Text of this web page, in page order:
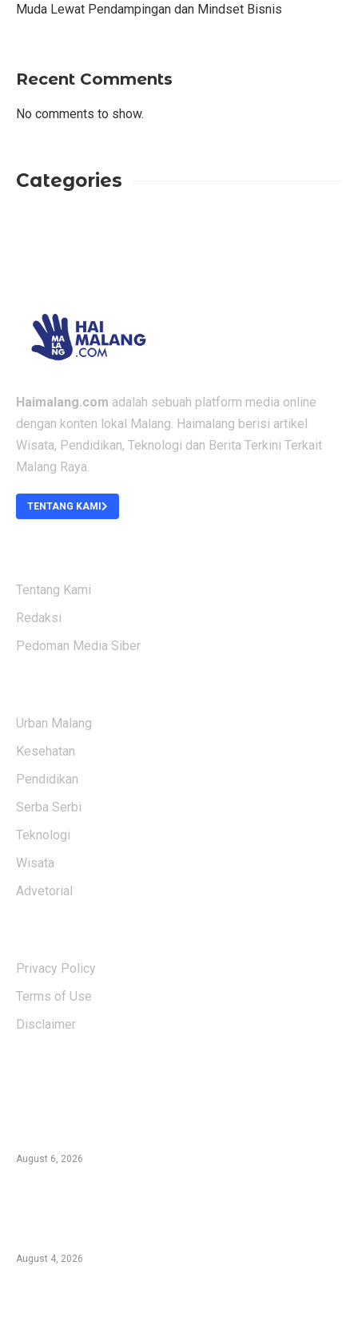
Muda Lewat Pendampingan dan Mindset Bisnis
Recent Comments
No comments to show.
Categories
Haimalang.com adalah sebuah platform media online
dengan konten lokal Malang. Haimalang berisi artikel
Wisata, Pendidikan, Teknologi dan Berita Terkini Terkait
Malang Raya.
TENTANG KAMI
Tentang Kami
Redaksi
Pedoman Media Siber
Urban Malang
Kesehatan
Pendidikan
Serba Serbi
Teknologi
Wisata
Advetorial
Privacy Policy
Terms of Use
Disclaimer
August 6, 2026
August 4, 2026